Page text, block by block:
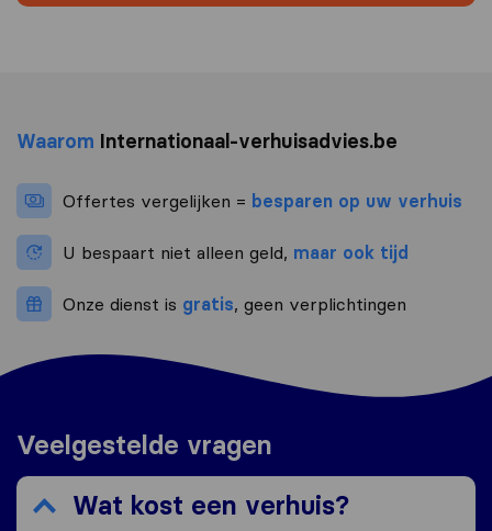
Waarom Internationaal-verhuisadvies.be
Offertes vergelijken = besparen op uw verhuis
U bespaart niet alleen geld, maar ook tijd
Onze dienst is gratis, geen verplichtingen
Veelgestelde vragen
Wat kost een verhuis?